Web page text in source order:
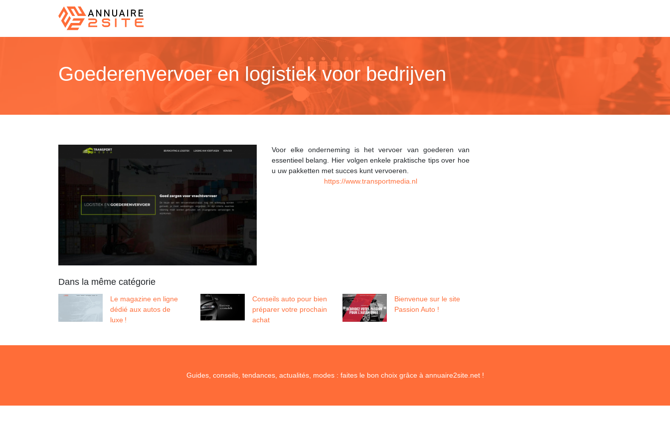
Goederenvervoer en logistiek voor bedrijven
Voor elke onderneming is het vervoer van goederen van
essentieel belang. Hier volgen enkele praktische tips over hoe
u uw pakketten met succes kunt vervoeren.
https://www.transportmedia.nl
Dans la même catégorie
Le magazine en ligne
dédié aux autos de
luxe !
Conseils auto pour bien
préparer votre prochain
achat
Bienvenue sur le site
Passion Auto !
Guides, conseils, tendances, actualités, modes : faites le bon choix grâce à annuaire2site.net !